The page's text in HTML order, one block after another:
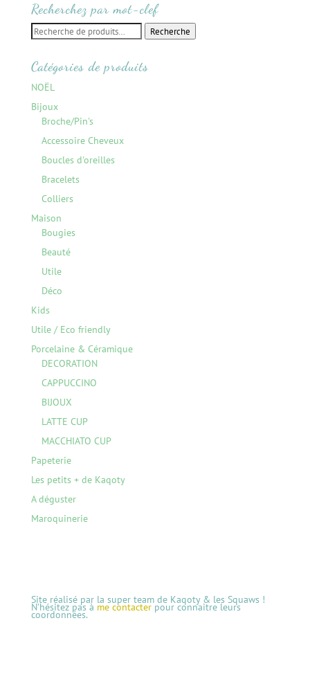
Recherchez par mot-clef
Recherche
Recherche
Catégories de produits
NOËL
Bijoux
Broche/Pin's
Accessoire Cheveux
Boucles d'oreilles
Bracelets
Colliers
Maison
Bougies
Beauté
Utile
Déco
Kids
Utile / Eco friendly
Porcelaine & Céramique
DECORATION
CAPPUCCINO
BIJOUX
LATTE CUP
MACCHIATO CUP
Papeterie
Les petits + de Kaqoty
A déguster
Maroquinerie
Site réalisé par la super team de Kaqoty & les Squaws !
N’hésitez pas à me contacterpour connaitre leurs
coordonnées.